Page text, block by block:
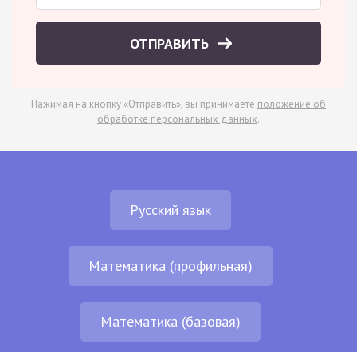
ОТПРАВИТЬ
Нажимая на кнопку «Отправить», вы принимаете положение об
обработке персональных данных.
Русский язык
Математика (профильная)
Математика (базовая)